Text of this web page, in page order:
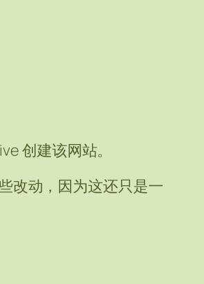
创建该网站。
改动，因为这还只是一